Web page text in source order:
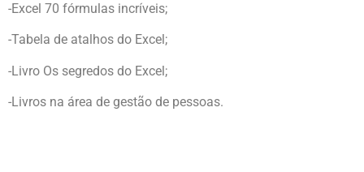
-Excel 70 fórmulas incríveis;
-Tabela de atalhos do Excel;
-Livro Os segredos do Excel;
-Livros na área de gestão de pessoas.